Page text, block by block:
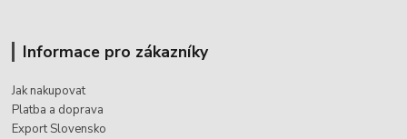
Informace pro zákazníky
Jak nakupovat
Platba a doprava
Export Slovensko